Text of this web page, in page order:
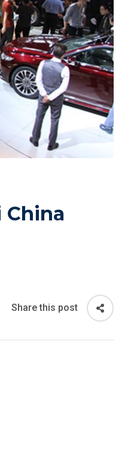
China
Share this post